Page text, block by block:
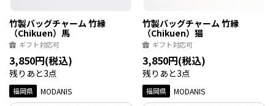
竹製バッグチャーム 竹縁
（Chikuen）馬
ギフト対応可
3,850円(税込)
残りあと3点
福岡県 MODANIS
竹製バッグチャーム 竹縁
（Chikuen）猫
ギフト対応可
3,850円(税込)
残りあと3点
福岡県 MODANIS